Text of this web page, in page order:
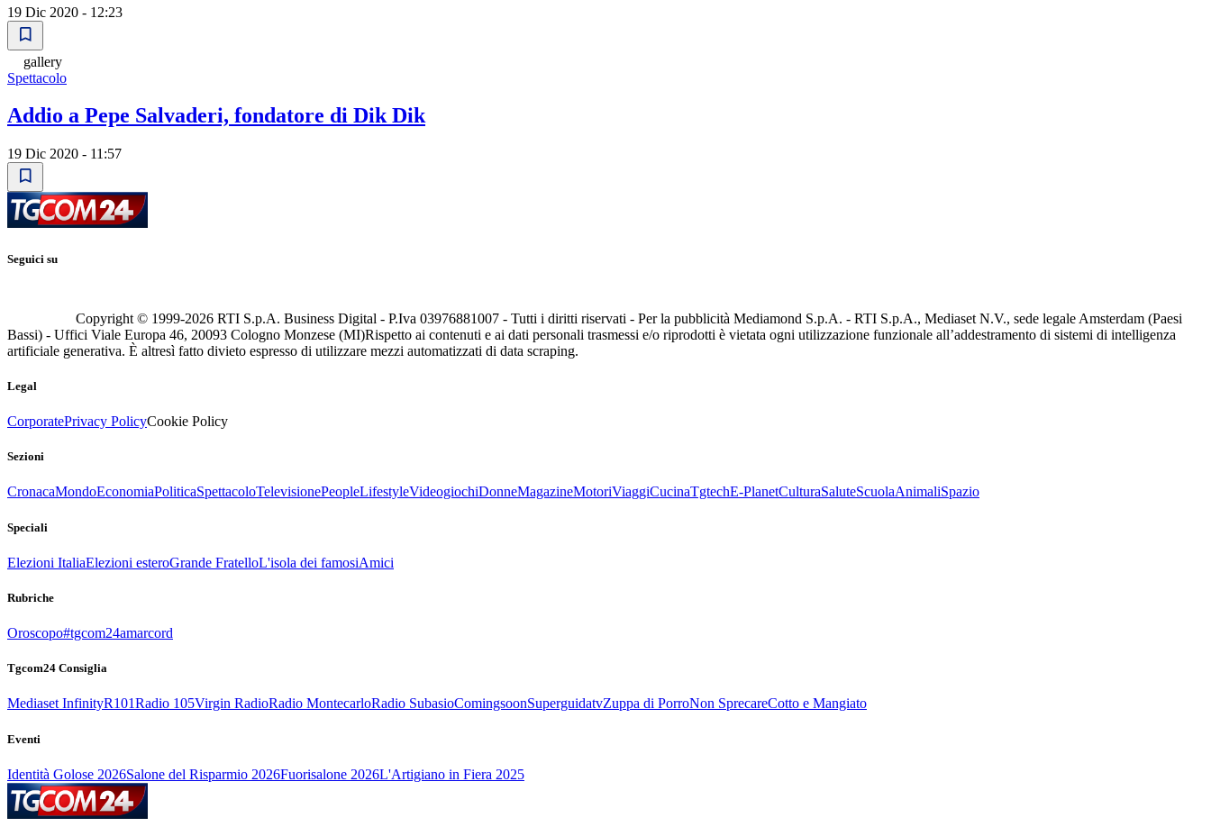
19 Dic 2020 - 12:23
gallery
Spettacolo
Addio a Pepe Salvaderi, fondatore di Dik Dik
19 Dic 2020 - 11:57
Seguici su
Copyright © 1999-2026 RTI S.p.A. Business Digital - P.Iva 03976881007 - Tutti i diritti riservati - Per la pubblicità Mediamond S.p.A. - RTI S.p.A., Mediaset N.V., sede legale Amsterdam (Paesi
Bassi) - Uffici Viale Europa 46, 20093 Cologno Monzese (MI)Rispetto ai contenuti e ai dati personali trasmessi e/o riprodotti è vietata ogni utilizzazione funzionale all’addestramento di sistemi di intelligenza
artificiale generativa. È altresì fatto divieto espresso di utilizzare mezzi automatizzati di data scraping.
Legal
CorporatePrivacy PolicyCookie Policy
Sezioni
CronacaMondoEconomiaPoliticaSpettacoloTelevisionePeopleLifestyleVideogiochiDonneMagazineMotoriViaggiCucinaTgtechE-PlanetCulturaSaluteScuolaAnimaliSpazio
Speciali
Elezioni ItaliaElezioni esteroGrande FratelloL'isola dei famosiAmici
Rubriche
Oroscopo#tgcom24amarcord
Tgcom24 Consiglia
Mediaset InfinityR101Radio 105Virgin RadioRadio MontecarloRadio SubasioComingsoonSuperguidatvZuppa di PorroNon SprecareCotto e Mangiato
Eventi
Identità Golose 2026Salone del Risparmio 2026Fuorisalone 2026L'Artigiano in Fiera 2025